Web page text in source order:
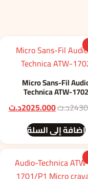
Micro Sans-Fil
Technica ATW-1702
د.تالسعر
الأصلي
هو:
2430.000د.ت.
2025.000د.ت
إضافة إلى السلة